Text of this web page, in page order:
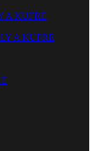
A KUFRE
A KUFRE